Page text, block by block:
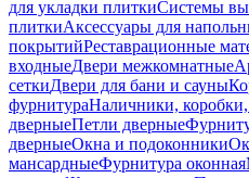
для укладки плиткиСистемы
плиткиАксессуары для
покрытийРеставрационные
входныеДвери межкомнатные
сеткиДвери для бани и сауны
фурнитураНаличники,
дверныеПетли дверные
дверныеОкна и подоконники
мансардныеФурнитура оконная